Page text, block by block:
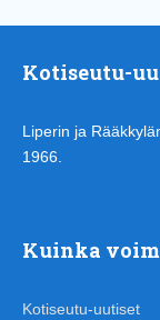
Kotiseutu-
Liperin ja
1966.
Kuinka
Kotiseutu-uutiset